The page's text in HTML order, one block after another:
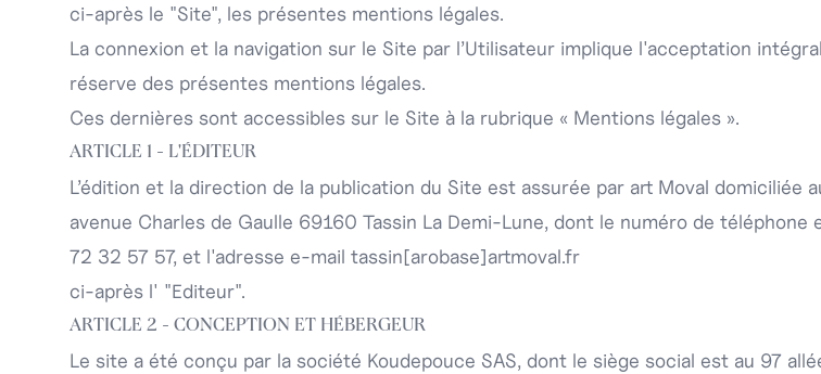
ci-après le "Site", les présentes mentions légales.
La connexion et la navigation sur le Site par l’Utilisateur implique l'acceptation
réserve des présentes mentions légales.
Ces dernières sont accessibles sur le Site à la rubrique « Mentions légales ».
ARTICLE 1 - L'ÉDITEUR
L’édition et la direction de la publication du Site est assurée par art Moval domiciliée
avenue Charles de Gaulle 69160 Tassin La Demi-Lune, dont le numéro de téléphone
72 32 57 57, et l'adresse e-mail tassin[arobase]artmoval.fr
ci-après l' "Editeur".
ARTICLE 2 - CONCEPTION ET HÉBERGEUR
Le site a été conçu par la société Koudepouce SAS, dont le siège social est au 97